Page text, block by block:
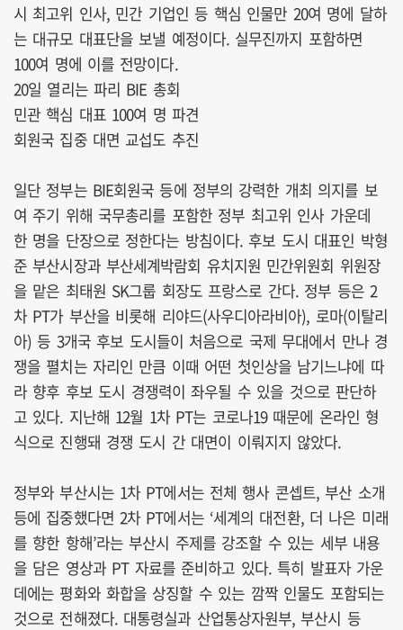
시 최고위 인사, 민간 기업인 등 핵심 인물만 20여 명에 달하
는 대규모 대표단을 보낼 예정이다. 실무진까지 포함하면
100여 명에 이를 전망이다.
20일 열리는 파리 BIE 총회
민관 핵심 대표 100여 명 파견
회원국 집중 대면 교섭도 추진
일단 정부는 BIE회원국 등에 정부의 강력한 개최 의지를 보
여 주기 위해 국무총리를 포함한 정부 최고위 인사 가운데
한 명을 단장으로 정한다는 방침이다. 후보 도시 대표인 박형
준 부산시장과 부산세계박람회 유치지원 민간위원회 위원장
을 맡은 최태원 SK그룹 회장도 프랑스로 간다. 정부 등은 2
차 PT가 부산을 비롯해 리야드(사우디아라비아), 로마(이탈리
아) 등 3개국 후보 도시들이 처음으로 국제 무대에서 만나 경
쟁을 펼치는 자리인 만큼 이때 어떤 첫인상을 남기느냐에 따
라 향후 후보 도시 경쟁력이 좌우될 수 있을 것으로 판단하
고 있다. 지난해 12월 1차 PT는 코로나19 때문에 온라인 형
식으로 진행돼 경쟁 도시 간 대면이 이뤄지지 않았다.
정부와 부산시는 1차 PT에서는 전체 행사 콘셉트, 부산 소개
등에 집중했다면 2차 PT에서는 ‘세계의 대전환, 더 나은 미래
를 향한 항해’라는 부산시 주제를 강조할 수 있는 세부 내용
을 담은 영상과 PT 자료를 준비하고 있다. 특히 발표자 가운
데에는 평화와 화합을 상징할 수 있는 깜짝 인물도 포함되는
것으로 전해졌다. 대통령실과 산업통상자원부, 부산시 등